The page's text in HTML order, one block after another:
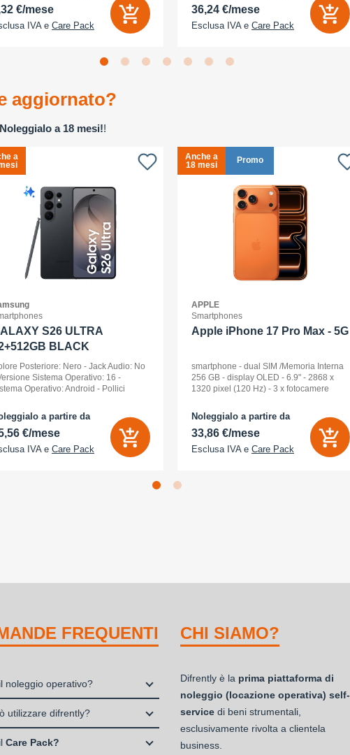
€/mese
IVA e Care Pack
36,24 €/mese
Esclusa IVA e Care Pack
aggiornato?
Noleggialo a 18 mesi!!
a
S26 ULTRA
BLACK
Posteriore: Nero - Jack Audio: No
Sistema Operativo: 16 -
Operativo: Android - Pollici
2x - Memoria Interna (ROM):
GB - Espandibile fino a: 0 GB - Dual
a partire da
€/mese
IVA e Care Pack
Anche a
18 mesi
Promo
APPLE
Smartphones
Apple iPhone 17 Pro Max - 5G
smartphone - dual SIM /Memoria Interna
256 GB - display OLED - 6.9" - 2868 x
1320 pixel (120 Hz) - 3 x fotocamere
camera 18 Megapixel - arancione
cosmico
Noleggialo a partire da
33,86 €/mese
Esclusa IVA e Care Pack
FREQUENTI
noleggio operativo?
o locazione operativa, è una
di un bene strumentale utile
utilizzare difrently?
Professionisti e Studi Associati
Care Pack?
CHI SIAMO?
Difrently è la prima piattaforma di
noleggio (locazione operativa) self-
service di beni strumentali,
esclusivamente rivolta a clientela
business.